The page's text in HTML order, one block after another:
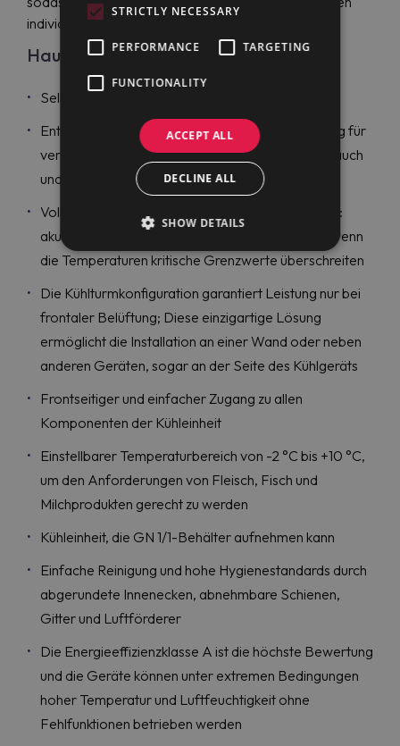
individuellen Bedürfnissen entspricht.
Hauptmerkmale:
Selbstschließende Edelstahltüren (< 90°)
Entfernbare Dreikammer-Magnetzylinderdichtung für
verbesserte Isolierung, geringeren Energieverbrauch
und einfache Reinigung
Vollständig HACCP-konforme digitale Steuerung:
akustische und visuelle Alarme werden aktiviert, wenn
die Temperaturen kritische Grenzwerte überschreiten
Die Kühlturmkonfiguration garantiert Leistung nur bei
frontaler Belüftung; Diese einzigartige Lösung
ermöglicht die Installation an einer Wand oder neben
anderen Geräten, sogar an der Seite des Kühlgeräts
Frontseitiger und einfacher Zugang zu allen
Komponenten der Kühleinheit
Einstellbarer Temperaturbereich von -2 °C bis +10 °C,
um den Anforderungen von Fleisch, Fisch und
Milchprodukten gerecht zu werden
Kühleinheit, die GN 1/1-Behälter aufnehmen kann
Einfache Reinigung und hohe Hygienestandards durch
abgerundete Innenecken, abnehmbare Schienen,
Gitter und Luftförderer
Die Energieeffizienzklasse A ist die höchste Bewertung
und die Geräte können unter extremen Bedingungen
hoher Temperatur und Luftfeuchtigkeit ohne
Fehlfunktionen betrieben werden
STRICTLY NECESSARY
PERFORMANCE TARGETING
FUNCTIONALITY
ACCEPT ALL
DECLINE ALL
SHOW DETAILS